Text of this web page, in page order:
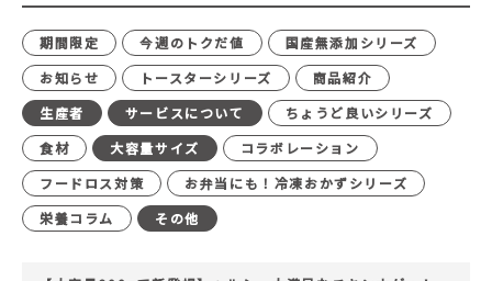
期間限定 今週のトクだ値
国産無添加シリーズ
お知らせ
トースターシリーズ
商品紹介
生産者
サービスについて
ちょうど良いシリーズ
食材
大容量サイズ
コラボレーション
フードロス対策
お弁当にも！冷凍おかずシリーズ
栄養コラム
その他